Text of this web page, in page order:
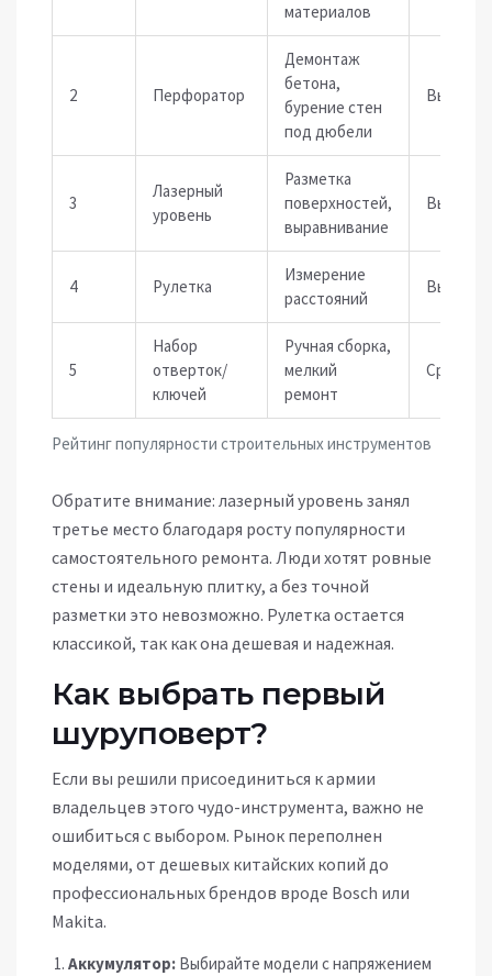
Рейтинг популярности строительных инструментов
материалов
2 Перфоратор
Демонтаж
бетона,
бурение стен
под дюбели
Высокий
3
Лазерный
уровень
Разметка
поверхностей,
выравнивание
Высокий
4 Рулетка
Измерение
расстояний
Высокий
5
Набор
отверток/
ключей
Ручная сборка,
мелкий
ремонт
Средний
Обратите внимание: лазерный уровень занял
третье место благодаря росту популярности
самостоятельного ремонта. Люди хотят ровные
стены и идеальную плитку, а без точной
разметки это невозможно. Рулетка остается
классикой, так как она дешевая и надежная.
Как выбрать первый
шуруповерт?
Если вы решили присоединиться к армии
владельцев этого чудо-инструмента, важно не
ошибиться с выбором. Рынок переполнен
моделями, от дешевых китайских копий до
профессиональных брендов вроде Bosch или
Makita.
Аккумулятор: Выбирайте модели с напряжением